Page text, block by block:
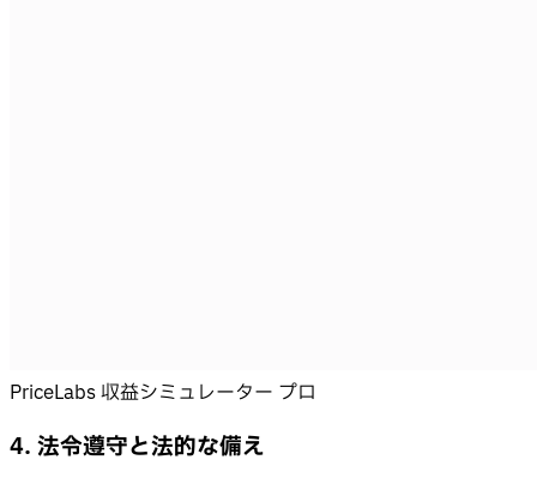
PriceLabs 収益シミュレーター プロ
4. 法令遵守と法的な備え